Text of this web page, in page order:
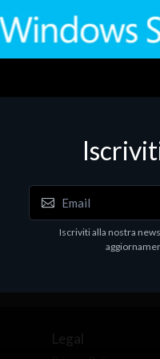
Software - Office Productivity
Iscriviti alla nostra
Legal